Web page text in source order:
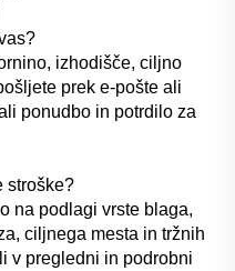
izhodišče, ciljno
prek e-pošte ali
ponudbo in potrdilo za
stroške?
na podlagi vrste blaga,
ciljnega mesta in tržnih
v pregledni in podrobni